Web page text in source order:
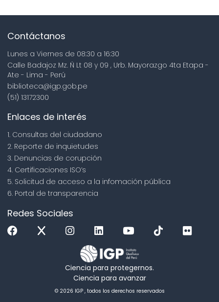
Contáctanos
Lunes a Viernes de 08:30 a 16:30
Calle Badajoz Mz. Ñ Lt 08 y 09 , Urb. Mayorazgo 4ta Etapa -
Ate - Lima - Perú
biblioteca@igp.gob.pe
(51) 13172300
Enlaces de interés
1. Consultas del ciudadano
2. Reporte de inquietudes
3. Denuncias de corupción
4. Certificaciones ISO’s
5. Solicitud de acceso a la infomación pública
6. Portal de transparencia
Redes Sociales
Ciencia para protegernos.
Ciencia para avanzar
© 2026 IGP , todos los derechos reservados